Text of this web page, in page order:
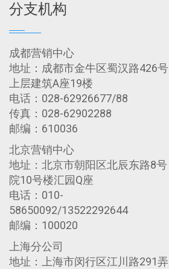
分支机构
成都营销中心
地址：成都市金牛区蜀汉路426号
上层建筑A座19楼
电话：028-62926677/88
传真：028-62902288
邮编：610036
北京营销中心
地址：北京市朝阳区北辰东路8号
院10号楼汇园Q座
电话：010-
58650092/13522292644
邮编：100020
上海分公司
地址：上海市闵行区江川路291弄